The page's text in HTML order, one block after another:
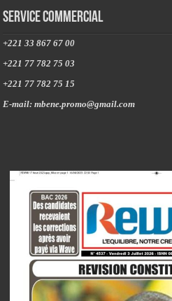
Service commercial
+221 33 867 67 00
+221 77 782 75 03
+221 77 782 75 15
E-mail: mbene.promo@gmail.com